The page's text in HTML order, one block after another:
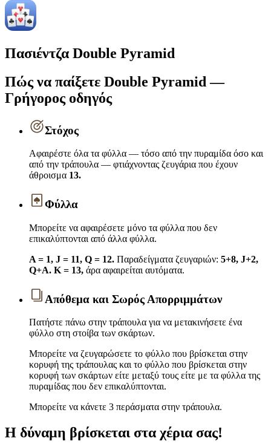
Πασιέντζα Double Pyramid
Πώς να παίξετε Double Pyramid —
Γρήγορος οδηγός
Στόχος
Αφαιρέστε όλα τα φύλλα — τόσο από την πυραμίδα όσο και
από την τράπουλα — φτιάχνοντας ζευγάρια που έχουν
άθροισμα 13.
Φύλλα
Μπορείτε να αφαιρέσετε μόνο τα φύλλα που δεν
επικαλύπτονται από άλλα φύλλα.
A = 1, J = 11, Q = 12. Παραδείγματα ζευγαριών: 5+8, J+2,
Q+A. K = 13, άρα αφαιρείται αυτόματα.
Απόθεμα και Σωρός Απορριμμάτων
Πατήστε πάνω στην τράπουλα για να μετακινήσετε ένα
φύλλο στη στοίβα των σκάρτων.
Μπορείτε να ζευγαρώσετε το φύλλο που βρίσκεται στην
κορυφή της τράπουλας και το φύλλο που βρίσκεται στην
κορυφή των σκάρτων είτε μεταξύ τους είτε με τα φύλλα της
πυραμίδας που δεν επικαλύπτονται.
Μπορείτε να κάνετε 3 περάσματα στην τράπουλα.
Η δύναμη βρίσκεται στα χέρια σας!